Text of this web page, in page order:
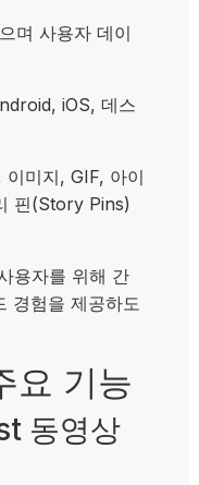
며 사용자 데이
iOS, 데스
이미지, GIF, 아이
핀(Story Pins)
용자를 위해 간
경험을 제공하도
요 기능
동영상